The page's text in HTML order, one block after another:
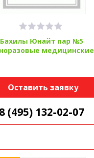
Бахилы Юнайт пар №5
медицинские
Оставить заявку
8 (495) 132-02-07